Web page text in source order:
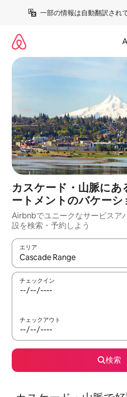
一部の情報は自動翻訳され
カスケード・山脈に
ートメントのバケー
Airbnbでユニークなサービスア
設を検索・予約しよう
エリア
検索結果が表示されたら、上下の
チェックイン
チェックアウト
検索